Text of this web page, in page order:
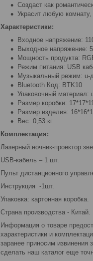
Создаст как
Украсит любую
Характеристики:
Входное напряжение:
Выходное напряжение:
Мощность продукта:
Режим питания: USB
Музыкальный режим: u-
Bluetooth Код: BTK10
Упаковочный материал:
Размер коробки:
Размер изделия:
Вес: 0,53 кг
Комплектация:
Лазерный ночник-проектор
USB-кабель – 1 шт.
Пульт дистанционного
Инструкция -1шт.
Упаковка: картонная коробка.
Страна производства - Китай.
Информация о товаре
характеристики и
заранее приносим
сделать наш каталог еще